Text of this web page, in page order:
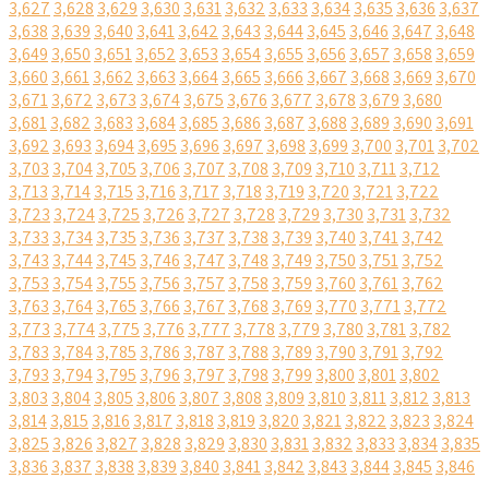
3,627 3,628 3,629 3,630 3,6313,632 3,633 3,6343,635 3,636 3,637
3,638 3,639 3,640 3,6413,642 3,643 3,6443,645 3,646 3,647 3,648
3,649 3,650 3,6513,652 3,653 3,6543,655 3,656 3,657 3,658 3,659
3,660 3,6613,662 3,663 3,6643,665 3,666 3,667 3,668 3,669 3,670
3,6713,672 3,673 3,6743,675 3,676 3,677 3,678 3,679 3,680
3,6813,682 3,683 3,6843,685 3,686 3,687 3,688 3,689 3,690 3,691
3,692 3,693 3,6943,695 3,696 3,697 3,698 3,699 3,700 3,7013,702
3,703 3,7043,705 3,706 3,707 3,708 3,709 3,710 3,7113,712
3,713 3,7143,715 3,716 3,717 3,718 3,719 3,720 3,7213,722
3,723 3,7243,725 3,726 3,727 3,728 3,729 3,730 3,7313,732
3,733 3,7343,735 3,736 3,737 3,738 3,739 3,740 3,7413,742
3,743 3,7443,745 3,746 3,747 3,748 3,749 3,750 3,7513,752
3,753 3,7543,755 3,756 3,757 3,758 3,759 3,760 3,7613,762
3,763 3,7643,765 3,766 3,767 3,768 3,769 3,770 3,7713,772
3,773 3,7743,775 3,776 3,777 3,778 3,779 3,780 3,7813,782
3,783 3,7843,785 3,786 3,787 3,788 3,789 3,790 3,7913,792
3,793 3,7943,795 3,796 3,797 3,798 3,799 3,800 3,8013,802
3,803 3,8043,805 3,806 3,807 3,808 3,809 3,810 3,8113,812 3,813
3,8143,815 3,816 3,817 3,818 3,819 3,820 3,8213,822 3,823 3,824
3,825 3,826 3,827 3,828 3,829 3,830 3,8313,832 3,833 3,8343,835
3,836 3,837 3,838 3,839 3,840 3,8413,842 3,843 3,8443,845 3,846